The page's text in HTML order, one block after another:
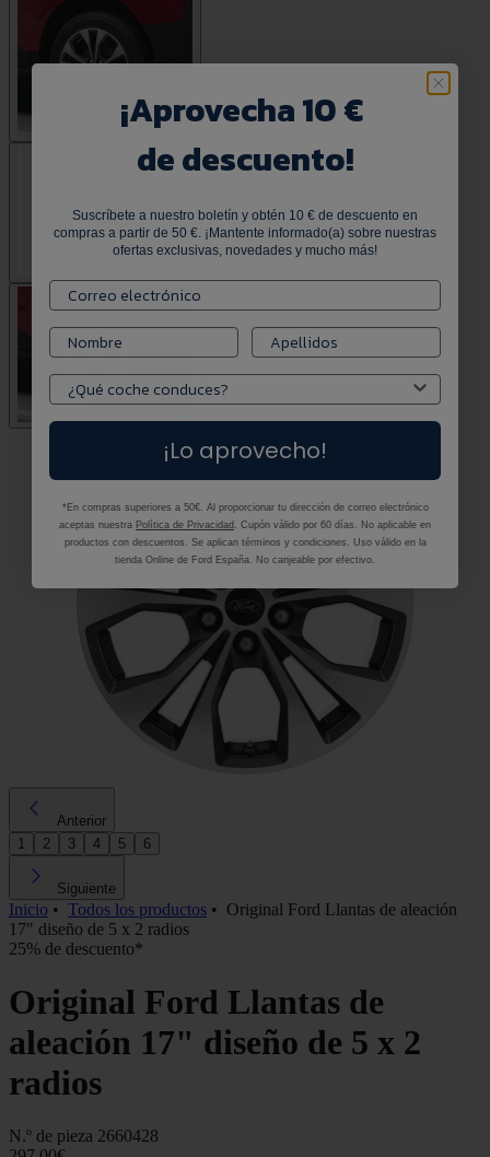
Anterior
1
2 3 4 5 6
Siguiente
Inicio • Todos los productos • Original Ford Llantas de aleación
17" diseño de 5 x 2 radios
25% de descuento*
Original Ford Llantas de
aleación 17" diseño de 5 x 2
radios
N.º de pieza 2660428
¡Aprovecha 10 €
de descuento!
Suscríbete a nuestro boletín y obtén 10 € de descuento en
compras a partir de 50 €. ¡Mantente informado(a) sobre nuestras
ofertas exclusivas, novedades y mucho más!
¡Lo aprovecho!
*En compras superiores a 50€. Al proporcionar tu dirección de correo electrónico
aceptas nuestra Política de Privacidad . Cupón válido por 60 días. No aplicable en
productos con descuentos. Se aplican términos y condiciones. Uso válido en la
tienda Online de Ford España. No canjeable por efectivo.